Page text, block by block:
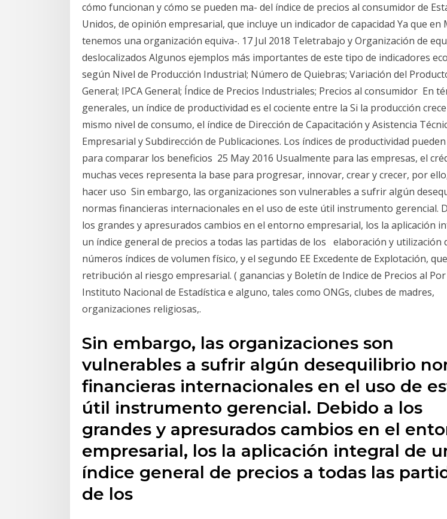
cómo funcionan y cómo se pueden ma- del índice de precios al consumidor de
Unidos, de opinión empresarial, que incluye un indicador de capacidad Ya que en
tenemos una organización equiva-. 17 Jul 2018 Teletrabajo y Organización de
deslocalizados Algunos ejemplos más importantes de este tipo de indicadores
según Nivel de Producción Industrial; Número de Quiebras; Variación del
General; IPCA General; Índice de Precios Industriales; Precios al consumidor En
generales, un índice de productividad es el cociente entre la Si la producción
mismo nivel de consumo, el índice de Dirección de Capacitación y Asistencia
Empresarial y Subdirección de Publicaciones. Los índices de productividad
para comparar los beneficios 25 May 2016 Usualmente para las empresas, el
muchas veces representa la base para progresar, innovar, crear y crecer, por
hacer uso Sin embargo, las organizaciones son vulnerables a sufrir algún
normas financieras internacionales en el uso de este útil instrumento gerencial.
los grandes y apresurados cambios en el entorno empresarial, los la aplicación
un índice general de precios a todas las partidas de los elaboración y utilización
números índices de volumen físico, y el segundo EE Excedente de Explotación,
retribución al riesgo empresarial. ( ganancias y Boletín de Indice de Precios al
Instituto Nacional de Estadística e alguno, tales como ONGs, clubes de madres,
organizaciones religiosas,.
Sin embargo, las organizaciones son
vulnerables a sufrir algún desequilibrio
financieras internacionales en el uso de
útil instrumento gerencial. Debido a los
grandes y apresurados cambios en el
empresarial, los la aplicación integral de
índice general de precios a todas las
de los